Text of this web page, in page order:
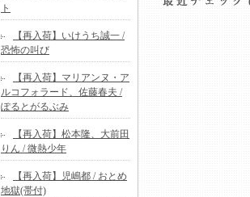
ト
【再入荷】いけうち誠一 /
恐怖の叫び
【再入荷】マリアンヌ・ア
ルコフォラード、佐藤春夫 /
ぽるとがるぶみ
【再入荷】松本隆、大前田
りん / 微熱少年
【再入荷】児嶋都 / おとめ
地獄(帯付)